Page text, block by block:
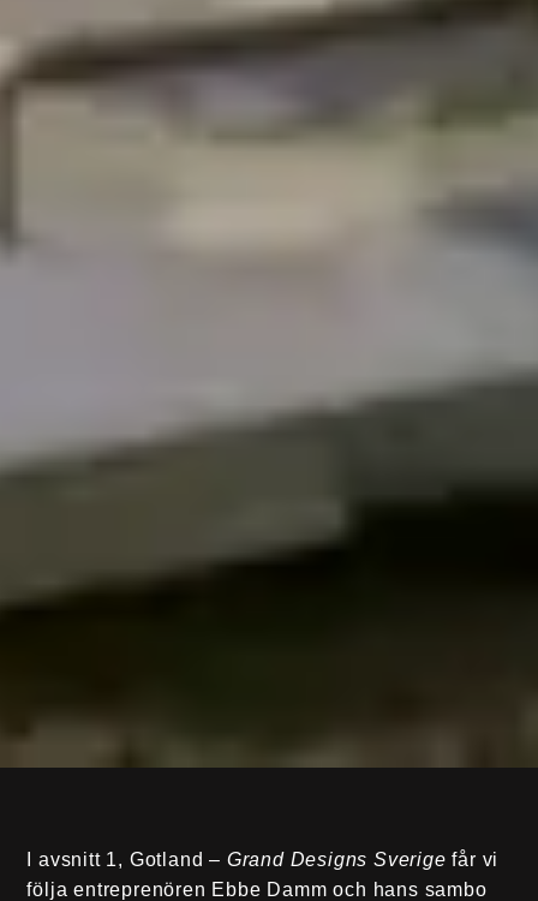
I avsnitt 1, Gotland – Grand Designs Sverige får vi
följa entreprenören Ebbe Damm och hans sambo